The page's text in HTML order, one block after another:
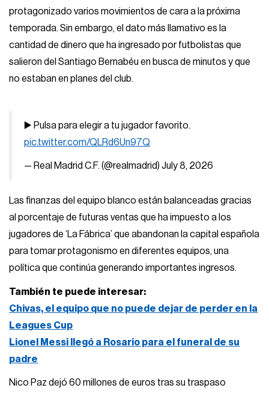
protagonizado varios movimientos de cara a la próxima
temporada. Sin embargo, el dato más llamativo es la
cantidad de dinero que ha ingresado por futbolistas que
salieron del Santiago Bernabéu en busca de minutos y que
no estaban en planes del club.
▶️ Pulsa para elegir a tu jugador favorito.
pic.twitter.com/QLRd6Un97Q
— Real Madrid C.F. (@realmadrid)July 8, 2026
Las finanzas del equipo blanco están balanceadas gracias
al porcentaje de futuras ventas que ha impuesto a los
jugadores de ‘La Fábrica’ que abandonan la capital española
para tomar protagonismo en diferentes equipos, una
política que continúa generando importantes ingresos.
También te puede interesar:
Chivas, el equipo que no puede dejar de perder en la
Leagues Cup
Lionel Messi llegó a Rosario para el funeral de su
padre
Nico Paz dejó 60 millones de euros tras su traspaso